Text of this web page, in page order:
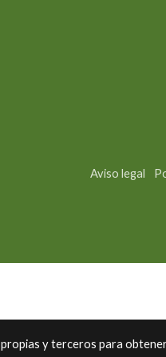
Aviso legal
y terceros para